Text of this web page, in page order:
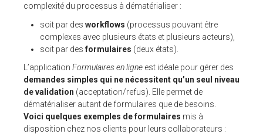
complexité du processus à dématérialiser :
soit par des workflows (processus pouvant être
complexes avec plusieurs états et plusieurs acteurs),
soit par desformulaires (deux états).
L’application Formulaires en ligne est idéale pour gérer des
demandes simples qui ne nécessitent qu’un seul niveau
de validation (acceptation/refus). Elle permet de
dématérialiser autant de formulaires que de besoins.
Voici quelques exemples de formulaires mis à
disposition chez nos clients pour leurs collaborateurs :